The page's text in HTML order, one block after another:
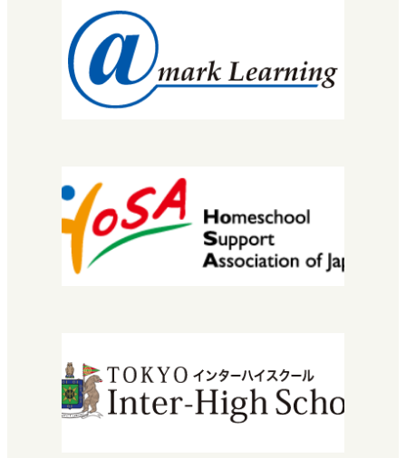
バレエ・ダンサーコース
SNEC（スペシャルニーズ）
STEC
EuLa明蓬館中等部
スクールライフ
校長挨拶
教育理念・コンセプト
学校概要
進路実績
情報公開
エントリーから入学までの流れ
学費・授業料
特待生入試について